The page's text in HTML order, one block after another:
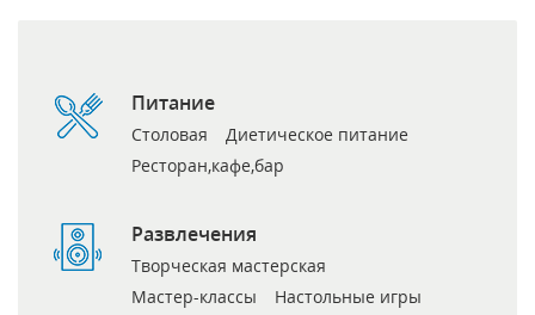
Питание
Столовая
Диетическое питание
Ресторан,кафе,бар
Развлечения
Творческая мастерская
Мастер-классы
Настольные игры